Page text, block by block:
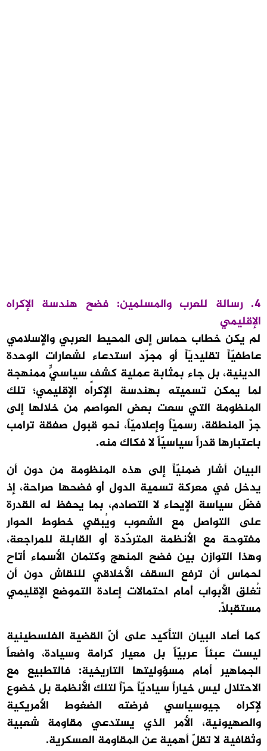
4. رسالة للعرب والمسلمين: فضح هندسة الإكراه
الإقليمي
لم يكن خطاب حماس إلى المحيط العربي والإسلامي
عاطفيّاً تقليديّاً أو مجرّد استدعاء لشعارات الوحدة
الدينية، بل جاء بمثابة عملية كشفٍ سياسيٍّ ممنهجة
لما يمكن تسميته بهندسة الإكراه الإقليمي؛ تلك
المنظومة التي سعت بعض العواصم من خلالها إلى
جرّ المنطقة، رسميّاً وإعلاميّاً، نحو قبول صفقة ترامب
باعتبارها قدراً سياسيّاً لا فكاك منه.
البيان أشار ضمنيّاً إلى هذه المنظومة من دون أن
يدخل في معركة تسمية الدول أو فضحها صراحة، إذ
فضّل سياسة الإيحاء لا التصادم، بما يحفظ له القدرة
على التواصل مع الشعوب ويُبقي خطوط الحوار
مفتوحة مع الأنظمة المتردّدة أو القابلة للمراجعة،
وهذا التوازن بين فضح المنهج وكتمان الأسماء أتاح
لحماس أن ترفع السقف الأخلاقي للنقاش دون أن
تُغلق الأبواب أمام احتمالات إعادة التموضع الإقليمي
مستقبلاً.
كما أعاد البيان التأكيد على أنّ القضية الفلسطينية
ليست عبئاً عربيّاً بل معيار كرامة وسيادة، واضعاً
الجماهير أمام مسؤوليتها التاريخية: فالتطبيع مع
الاحتلال ليس خياراً سياديّاً حرّاً لتلك الأنظمة بل خضوع
لإكراه جيوسياسي فرضته الضغوط الأمريكية
والصهيونية، الأمر الذي يستدعي مقاومة شعبية
وثقافية لا تقلّ أهمية عن المقاومة العسكرية.